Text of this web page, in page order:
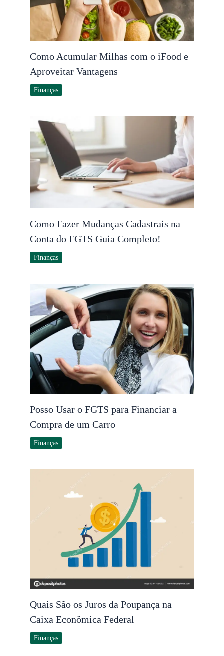
Como Acumular Milhas com o iFood e
Aproveitar Vantagens
Finanças
Como Fazer Mudanças Cadastrais na
Conta do FGTS Guia Completo!
Finanças
Posso Usar o FGTS para Financiar a
Compra de um Carro
Finanças
Quais São os Juros da Poupança na
Caixa Econômica Federal
Finanças